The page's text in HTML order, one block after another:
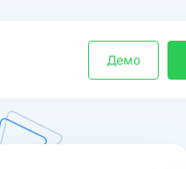
Демо